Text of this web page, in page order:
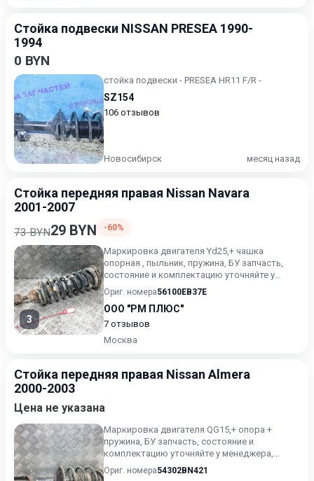
Стойка подвески NISSAN PRESEA 1990-
1994
0 BYN
стойка подвески - PRESEA HR11 F/R -
SZ154
106 отзывов
Новосибирск месяц назад
Стойка передняя правая Nissan Navara
2001-2007
73 BYN29 BYN -60%
3
Маркировка двигателя Yd25,+ чашка
опорная , пыльник, пружина, БУ запчасть,
состояние и комплектацию уточняйте у
менеджера, проверочный срок...
Ориг. номера56100EB37E
ООО "РМ ПЛЮС"
7 отзывов
Москва
Стойка передняя правая Nissan Almera
2000-2003
Цена не указана
Маркировка двигателя QG15,+ опора +
пружина, БУ запчасть, состояние и
комплектацию уточняйте у менеджера,
проверочный срок от 14 до 30 дней.
Ориг. номера54302BN421